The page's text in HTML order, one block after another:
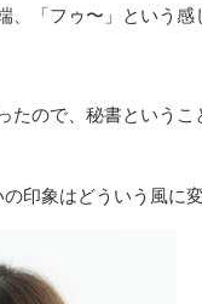
「フゥ〜」という感
たので、秘書というこ
印象はどういう風に